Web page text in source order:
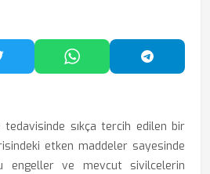
Paylaş
WhatsApp'ta Paylaş
tedavisinde sıkça tercih edilen bir
etken maddeler sayesinde
engeller ve mevcut sivilcelerin